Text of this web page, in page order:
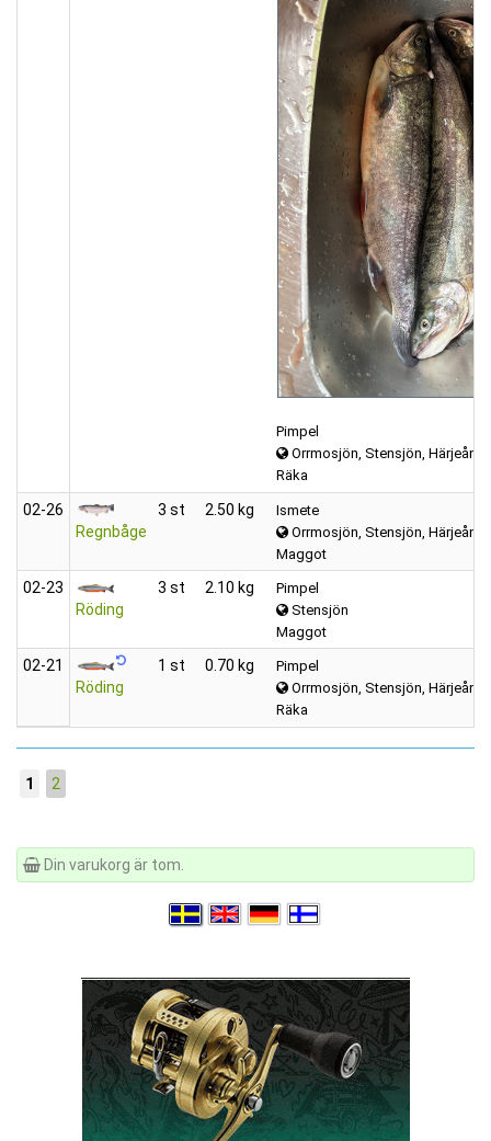
Pimpel
Orrmosjön, Stensjön, Härjeån,
Räka
02‑26
Regnbåge
3 st 2.50 kg
Ismete
Orrmosjön, Stensjön, Härjeån,
Maggot
02‑23
Röding
3 st 2.10 kg
Pimpel
Stensjön
Maggot
02‑21
Röding
1 st 0.70 kg
Pimpel
Orrmosjön, Stensjön, Härjeån,
Räka
1 2
Din varukorg är tom.